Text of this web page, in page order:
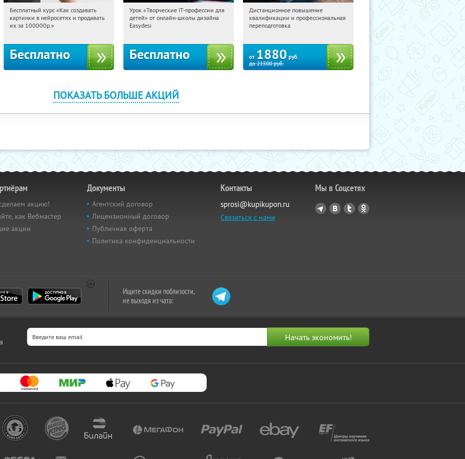
16:30:48 Получили:
Россия
Бесплатный курс «Как создавать
картинки в нейросетях и продавать
их за 100000р.»
Бесплатно
16:30:48 Получили:53
Россия
Урок «Творческие IT-профессии для
детей» от онлайн-школы дизайна
Easydesi
Бесплатно
16:30:48 Купили:
Россия
Дистанционное повышение
квалификации и профессиональная
переподготовка
от 1880 руб.
до21500руб.
ПОКАЗАТЬ БОЛЬШЕ АКЦИЙ
акцию!
как Вебмастер
акции
Документы
Агентский договор
Лицензионный договор
Публичная оферта
Политика конфиденциальности
Контакты
sprosi@kupikupon.ru
Связаться с нами
Мы в Соцсетях
Ищите скидки поблизости,
не выходя из чата: